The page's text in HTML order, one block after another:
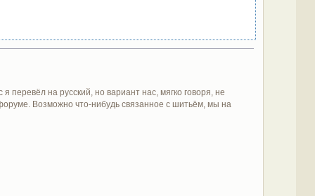
на русский, но вариант нас, мягко говоря, не
Возможно что-нибудь связанное с шитьём, мы на